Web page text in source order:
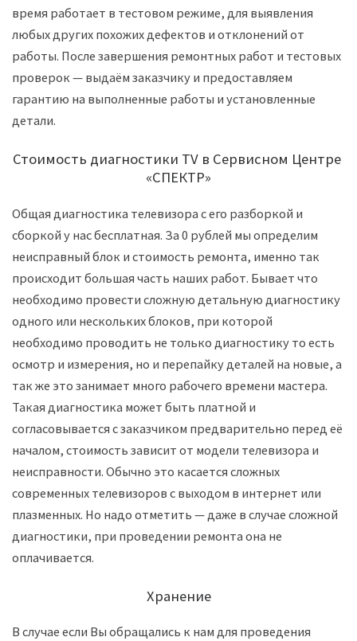
время работает в тестовом режиме, для выявления
любых других похожих дефектов и отклонений от
работы. После завершения ремонтных работ и тестовых
проверок — выдаём заказчику и предоставляем
гарантию на выполненные работы и установленные
детали.
Стоимость диагностики TV в Сервисном Центре
«СПЕКТР»
Общая диагностика телевизора с его разборкой и
сборкой у нас бесплатная. За 0 рублей мы определим
неисправный блок и стоимость ремонта, именно так
происходит большая часть наших работ. Бывает что
необходимо провести сложную детальную диагностику
одного или нескольких блоков, при которой
необходимо проводить не только диагностику то есть
осмотр и измерения, но и перепайку деталей на новые, а
так же это занимает много рабочего времени мастера.
Такая диагностика может быть платной и
согласовывается с заказчиком предварительно перед её
началом, стоимость зависит от модели телевизора и
неисправности. Обычно это касается сложных
современных телевизоров с выходом в интернет или
плазменных. Но надо отметить — даже в случае сложной
диагностики, при проведении ремонта она не
оплачивается.
Хранение
В случае если Вы обращались к нам для проведения